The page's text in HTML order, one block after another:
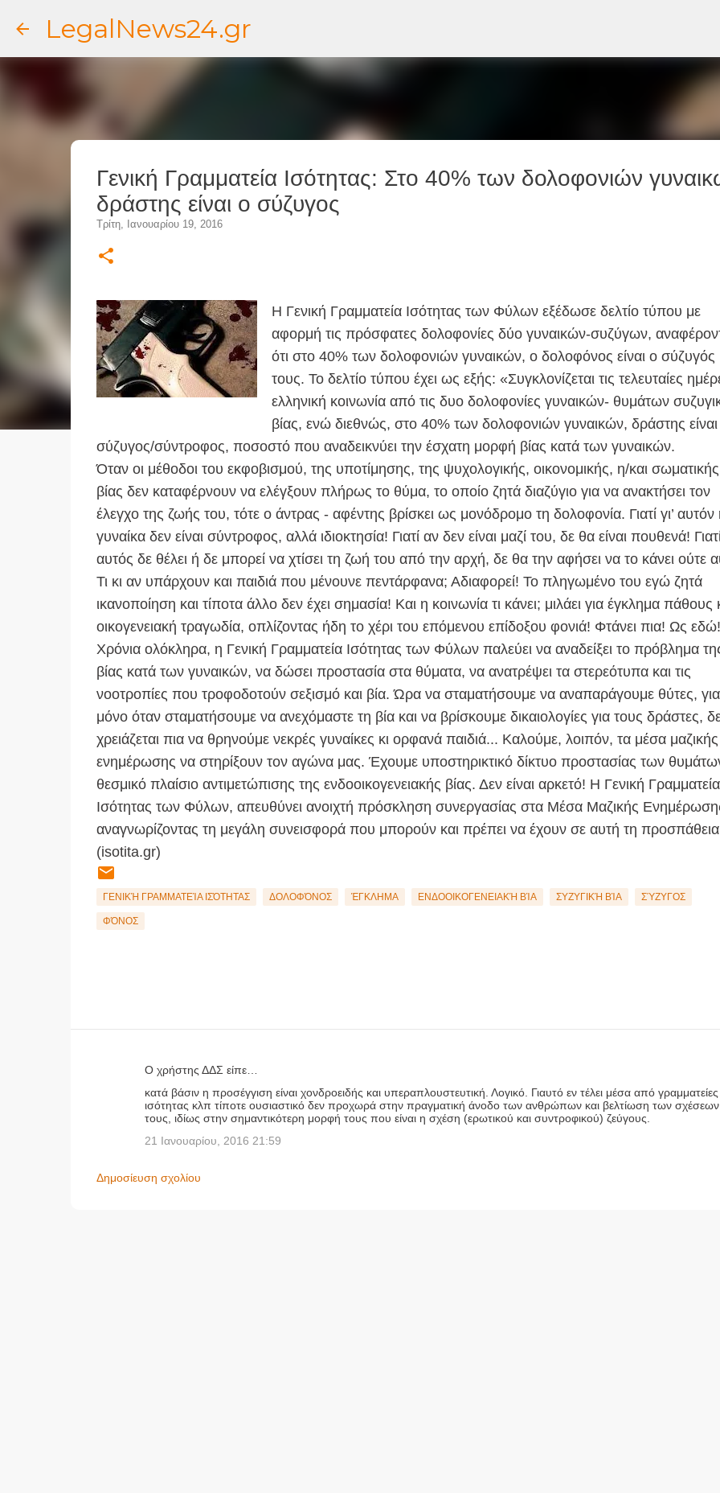
LegalNews24.gr
Γενική Γραμματεία Ισότητας: Στο 40% των δολοφονιών
δράστης είναι ο σύζυγος
Τρίτη, Ιανουαρίου 19, 2016
Η Γενική Γραμματεία Ισότητας των Φύλων εξέδωσε δελτίο τύπου με
αφορμή τις πρόσφατες δολοφονίες δύο γυναικών-συζύγων,
ότι στο 40% των δολοφονιών γυναικών, ο δολοφόνος είναι ο σύζυγός
τους. Το δελτίο τύπου έχει ως εξής: «Συγκλονίζεται τις τελευταίες
ελληνική κοινωνία από τις δυο δολοφονίες γυναικών- θυμάτων
βίας, ενώ διεθνώς, στο 40% των δολοφονιών γυναικών, δράστης
σύζυγος/σύντροφος, ποσοστό που αναδεικνύει την έσχατη μορφή βίας κατά των γυναικών.
Όταν οι μέθοδοι του εκφοβισμού, της υποτίμησης, της ψυχολογικής, οικονομικής, η/και σωματικής
βίας δεν καταφέρνουν να ελέγξουν πλήρως το θύμα, το οποίο ζητά διαζύγιο για να ανακτήσει τον
έλεγχο της ζωής του, τότε ο άντρας - αφέντης βρίσκει ως μονόδρομο τη δολοφονία. Γιατί γι’ αυτόν
γυναίκα δεν είναι σύντροφος, αλλά ιδιοκτησία! Γιατί αν δεν είναι μαζί του, δε θα είναι πουθενά!
αυτός δε θέλει ή δε μπορεί να χτίσει τη ζωή του από την αρχή, δε θα την αφήσει να το κάνει ούτε
Τι κι αν υπάρχουν και παιδιά που μένουνε πεντάρφανα; Αδιαφορεί! Το πληγωμένο του εγώ ζητά
ικανοποίηση και τίποτα άλλο δεν έχει σημασία! Και η κοινωνία τι κάνει; μιλάει για έγκλημα πάθους
οικογενειακή τραγωδία, οπλίζοντας ήδη το χέρι του επόμενου επίδοξου φονιά! Φτάνει πια! Ως εδώ!
Χρόνια ολόκληρα, η Γενική Γραμματεία Ισότητας των Φύλων παλεύει να αναδείξει το πρόβλημα
βίας κατά των γυναικών, να δώσει προστασία στα θύματα, να ανατρέψει τα στερεότυπα και τις
νοοτροπίες που τροφοδοτούν σεξισμό και βία. Ώρα να σταματήσουμε να αναπαράγουμε θύτες,
μόνο όταν σταματήσουμε να ανεχόμαστε τη βία και να βρίσκουμε δικαιολογίες για τους δράστες,
χρειάζεται πια να θρηνούμε νεκρές γυναίκες κι ορφανά παιδιά... Καλούμε, λοιπόν, τα μέσα μαζικής
ενημέρωσης να στηρίξουν τον αγώνα μας. Έχουμε υποστηρικτικό δίκτυο προστασίας των
θεσμικό πλαίσιο αντιμετώπισης της ενδοοικογενειακής βίας. Δεν είναι αρκετό! Η Γενική Γραμματεία
Ισότητας των Φύλων, απευθύνει ανοιχτή πρόσκληση συνεργασίας στα Μέσα Μαζικής
αναγνωρίζοντας τη μεγάλη συνεισφορά που μπορούν και πρέπει να έχουν σε αυτή τη
(isotita.gr)
ΓΕΝΙΚΉ ΓΡΑΜΜΑΤΕΊΑ ΙΣΌΤΗΤΑΣ ΔΟΛΟΦΌΝΟΣ ΈΓΚΛΗΜΑ ΕΝΔΟΟΙΚΟΓΕΝΕΙΑΚΉ ΒΊΑ ΣΥΖΥΓΙΚΉ ΒΊΑ ΣΎΖΥΓΟΣ
ΦΌΝΟΣ
α
Ο χρήστης ΔΔΣ είπε…
κατά βάσιν η προσέγγιση είναι χονδροειδής και υπεραπλουστευτική. Λογικό. Γιαυτό εν τέλει μέσα από γραμματείες
ισότητας κλπ τίποτε ουσιαστικό δεν προχωρά στην πραγματική άνοδο των ανθρώπων και βελτίωση των σχέσεων
τους, ιδίως στην σημαντικότερη μορφή τους που είναι η σχέση (ερωτικού και συντροφικού) ζεύγους.
21 Ιανουαρίου, 2016 21:59
Δημοσίευση σχολίου